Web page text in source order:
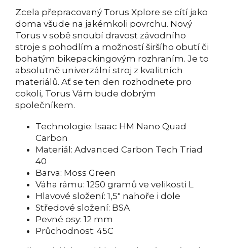
Zcela přepracovaný Torus Xplore se cítí jako
doma všude na jakémkoli povrchu. Nový
Torus v sobě snoubí dravost závodního
stroje s pohodlím a možností širšího obutí či
bohatým bikepackingovým rozhraním. Je to
absolutně univerzální stroj z kvalitních
materiálů. Ať se ten den rozhodnete pro
cokoli, Torus Vám bude dobrým
společníkem.
Technologie: Isaac HM Nano Quad
Carbon
Materiál: Advanced Carbon Tech Triad
40
Barva: Moss Green
Váha rámu: 1250 gramů ve velikosti L
Hlavové složení: 1,5" nahoře i dole
Středové složení: BSA
Pevné osy: 12 mm
Průchodnost: 45C